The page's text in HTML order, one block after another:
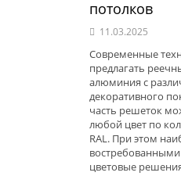
потолков
11.03.2025
Современные
предлагать
алюминия с
декоративного
часть решеток
любой цвет по
RAL. При этом
востребованными
цветовые